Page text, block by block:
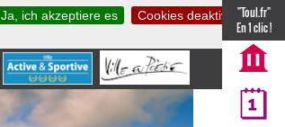
Ja, ich akzeptiere es
Cookies deaktivieren
"Toul.fr"
En 1 clic !